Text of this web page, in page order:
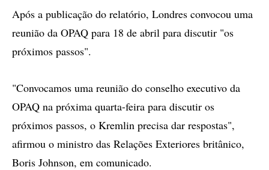
Após a publicação do relatório, Londres convocou uma
reunião da OPAQ para 18 de abril para discutir "os
próximos passos".
"Convocamos uma reunião do conselho executivo da
OPAQ na próxima quarta-feira para discutir os
próximos passos, o Kremlin precisa dar respostas",
afirmou o ministro das Relações Exteriores britânico,
Boris Johnson, em comunicado.